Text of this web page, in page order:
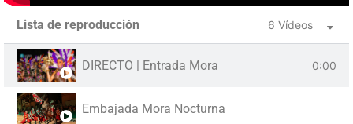
Lista de reproducción 6 Vídeos
DIRECTO | Entrada Mora 0:00
Embajada Mora Nocturna